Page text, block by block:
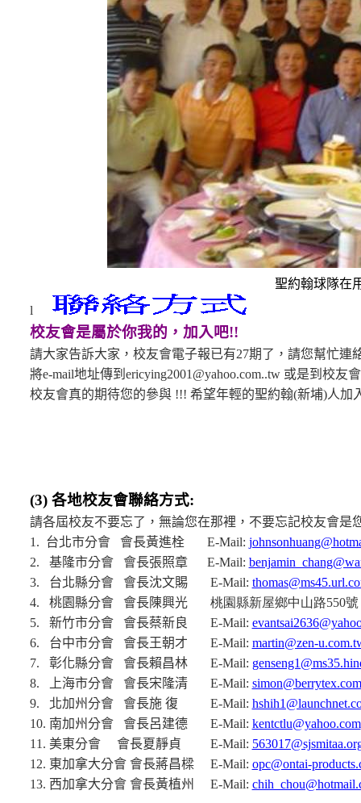
聖約翰球隊在
l
校友會是屬於你我的，加入吧!!
請大家告訴大家，校友會電子報已有27期了，請您幫忙連
將e-mail地址傳到 ericying2001@yahoo.com..tw 或是到校友
校友會真的期待您的參與!!! 希望年輕的聖約翰(新埔)人加
(3) 各地校友會聯絡方式:
請各屆校友不要忘了，無論您在那裡，不要忘記校友會是
1. 台北市分會 會長黃進栓E-Mail:
2.
基隆市分會 會長張照章 E-Mail:
3.
台北縣分會 會長沈文賜E-Mail:
4.
桃園縣分會 會長陳興光桃園縣新屋鄉中山路550號
5.
新竹市分會 會長蔡新良 E-Mail:
6.
台中市分會 會長王朝才 E-Mail: martin@zen-
7.
彰化縣分會 會長賴昌林E-Mail:
8.
上海市分會 會長宋隆清 E-Mail: simon@berrytex.com
9.
北加州分會 會長施 復 E-Mail:
10. 南加州分會 會長呂建德E-Mail: kentctlu@yahoo.com
11. 美東分會 會長夏靜貞 E-Mail:
12. 東加拿大分會 會長蔣昌樑E-Mail: opc@ontai-
13. 西加拿大分會 會長黃植州 E-Mail: